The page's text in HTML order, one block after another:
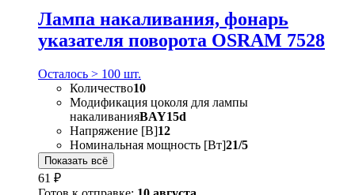
Лампа накаливания, фонарь
указателя поворота OSRAM 7528
Осталось > 100 шт.
Количество10
Модификация цоколя для лампы
накаливанияBAY15d
Напряжение [В]12
Номинальная мощность [Вт]21/5
Показать всё
61 ₽